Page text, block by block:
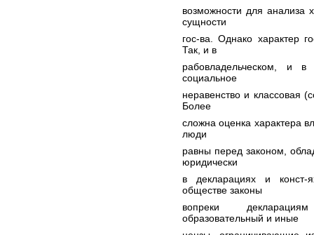
возможности для анализа
сущности
гос-ва. Однако характер
Так, и в
рабовладельческом, и
социальное
неравенство и классовая
Более
сложна оценка характера
люди
равны перед законом,
юридически
в декларациях и конст-
обществе законы
вопреки
образовательный и иные